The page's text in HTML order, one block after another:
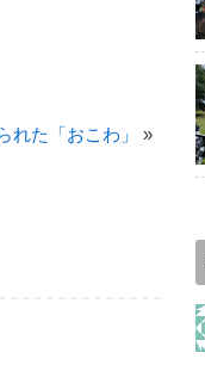
れた「おこわ」 »